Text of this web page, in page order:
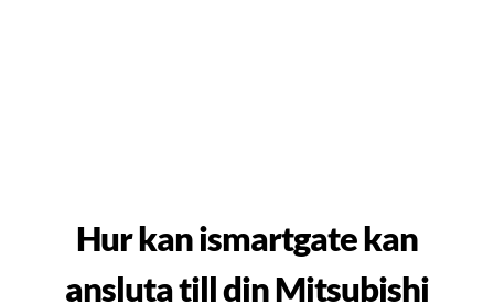
Hur kan ismartgate kan
ansluta till din Mitsubishi